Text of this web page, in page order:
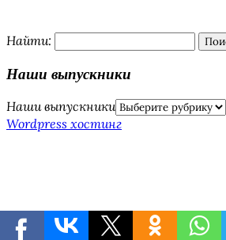
Найти:
Наши выпускники
Наши выпускники
Wordpress хостинг